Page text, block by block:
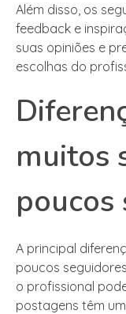
Além disso, os
feedback e
suas opiniões e
escolhas do
muitos
poucos
A principal
poucos
o profissional
postagens têm